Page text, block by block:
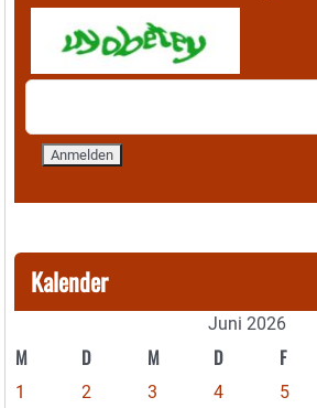
Kalender
Juni 2026
M D M D F
1 2 3 4 5